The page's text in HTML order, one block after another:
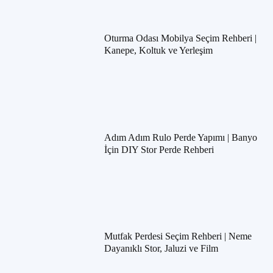
Oturma Odası Mobilya Seçim Rehberi |
Kanepe, Koltuk ve Yerleşim
Adım Adım Rulo Perde Yapımı | Banyo
İçin DIY Stor Perde Rehberi
Mutfak Perdesi Seçim Rehberi | Neme
Dayanıklı Stor, Jaluzi ve Film